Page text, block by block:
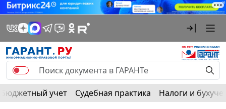
Бюджетный учет Судебная практика Налоги и